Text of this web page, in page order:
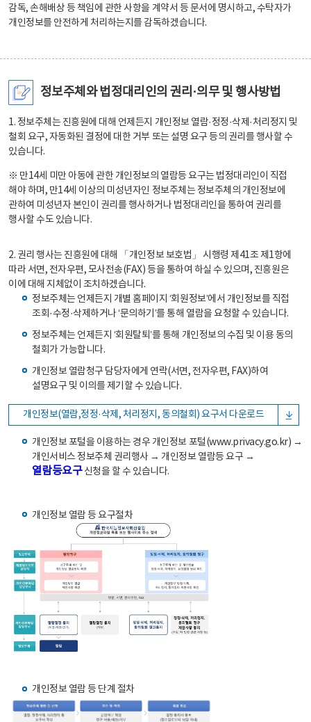
감독, 손해배상 등 책임에 관한 사항을 계약서 등 문서에 명시하고, 수탁자가
개인정보를 안전하게 처리하는지를 감독하겠습니다.
정보주체와 법정대리인의 권리·의무 및 행사방법
1. 정보주체는 진흥원에 대해 언제든지 개인정보 열람·정정·삭제·처리정지 및
철회 요구, 자동화된 결정에 대한 거부 또는 설명 요구 등의 권리를 행사할 수
있습니다.
※ 만14세 미만 아동에 관한 개인정보의 열람등 요구는 법정대리인이 직접
해야 하며, 만14세 이상의 미성년자인 정보주체는 정보주체의 개인정보에
관하여 미성년자 본인이 권리를 행사하거나 법정대리인을 통하여 권리를
행사할 수도 있습니다.
2. 권리 행사는 진흥원에 대해 「개인정보 보호법」 시행령 제41조 제1항에
따라 서면, 전자우편, 모사전송(FAX) 등을 통하여 하실 수 있으며, 진흥원은
이에 대해 지체없이 조치하겠습니다.
정보주체는 언제든지 개별 홈페이지 ‘회원정보’에서 개인정보를 직접
조회·수정·삭제하거나 ‘문의하기’를 통해 열람을 요청할 수 있습니다.
정보주체는 언제든지 ‘회원탈퇴’를 통해 개인정보의 수집 및 이용 동의
철회가 가능합니다.
개인정보 열람청구 담당자에게 연락(서면, 전자우편, FAX)하여
설명요구 및 이의를 제기할 수 있습니다.
개인정보(열람,정정·삭제, 처리정지, 동의철회) 요구서 다운로드
개인정보 포털을 이용하는 경우 개인정보 포털(www.privacy.go.kr) →
개인서비스 정보주체 권리행사 → 개인정보 열람등 요구 →
열람등요구신청을 할 수 있습니다.
개인정보 열람 등 요구절차
개인정보 열람 등 단계 절차